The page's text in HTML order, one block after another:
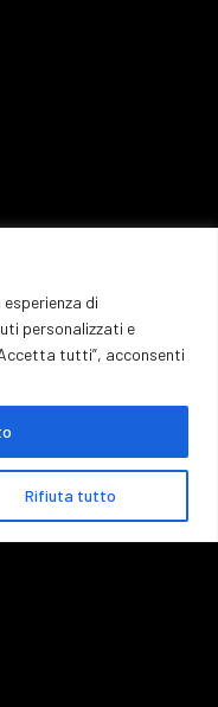
di
personalizzati e
tutti”, acconsenti
Rifiuta tutto